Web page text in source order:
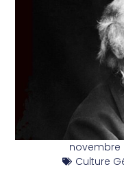
novembre
Culture